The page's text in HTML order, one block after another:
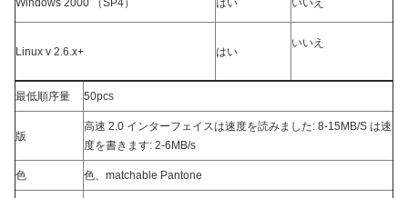
Windows 2000 （SP4） はい いいえ
Linux v 2.6.x+ はい
いいえ
最低順序量 50pcs
版
高速 2.0 インターフェイスは速度を読みました: 8-15MB/S は速
度を書きます: 2-6MB/s
色 色、matchable Pantone